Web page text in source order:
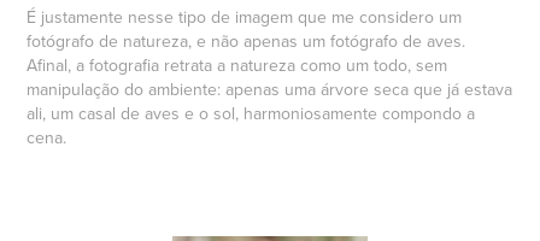
É justamente nesse tipo de imagem que me considero um
fotógrafo de natureza, e não apenas um fotógrafo de aves.
Afinal, a fotografia retrata a natureza como um todo, sem
manipulação do ambiente: apenas uma árvore seca que já estava
ali, um casal de aves e o sol, harmoniosamente compondo a
cena.